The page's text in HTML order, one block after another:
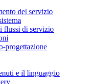
del servizio
flussi di servizio
progettazione
e il linguaggio